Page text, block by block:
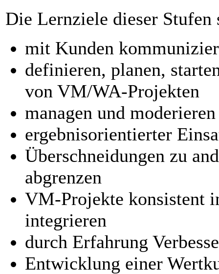
Die Lernziele dieser Stufen
mit Kunden
definieren, planen,
von VM/WA-Projekten
managen und
ergebnisorientierter
Überschneidungen zu
abgrenzen
VM-Projekte konsistent
integrieren
durch Erfahrung
Entwicklung einer